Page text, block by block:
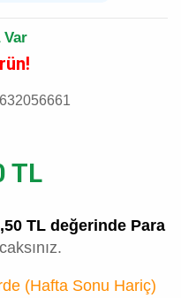
TL
TL değerinde Para
(Hafta Sonu Hariç)